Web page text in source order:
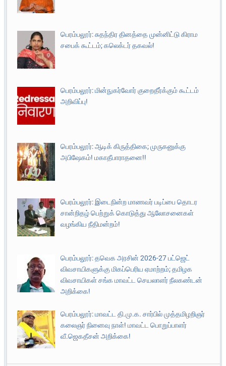
பெரம்பலூர்: சுதந்திர தினத்தை முன்னிட்டு கிராம
சபைக் கூட்டம்; கலெக்டர் தகவல்!
பெரம்பலூர்: மின்நுகர்வோர் குறைதீர்க்கும் கூட்டம்
அறிவிப்பு!
பெரம்பலூர்: ஆடிக் கிருத்திகை; முருகனுக்கு
அபிஷேகம்! மகாதீபாராதனை!!
பெரம்பலூர்: இடைநின்ற மாணவர் படிப்பை தொடர
சான்றிதழ் பெற்றுக் கொடுத்து ஆலோசனைகள்
வழங்கிய நீதிமன்றம்!
பெரம்பலூர்: தவெக அரசின் 2026-27 பட்ஜெட்
விவசாயிகளுக்கு மிகப்பெரிய ஏமாற்றம்; தமிழக
விவசாயிகள் சங்க மாவட்ட செயலாளர் நீலகண்டன்
அறிக்கை!
பெரம்பலூர்: மாவட்ட தி.மு.க. சார்பில் முத்தமிழறிஞர்
கலைஞர் நினைவு நாள்! மாவட்ட பொறுப்பாளர்
வீ.ஜெகதீசன் அறிக்கை!